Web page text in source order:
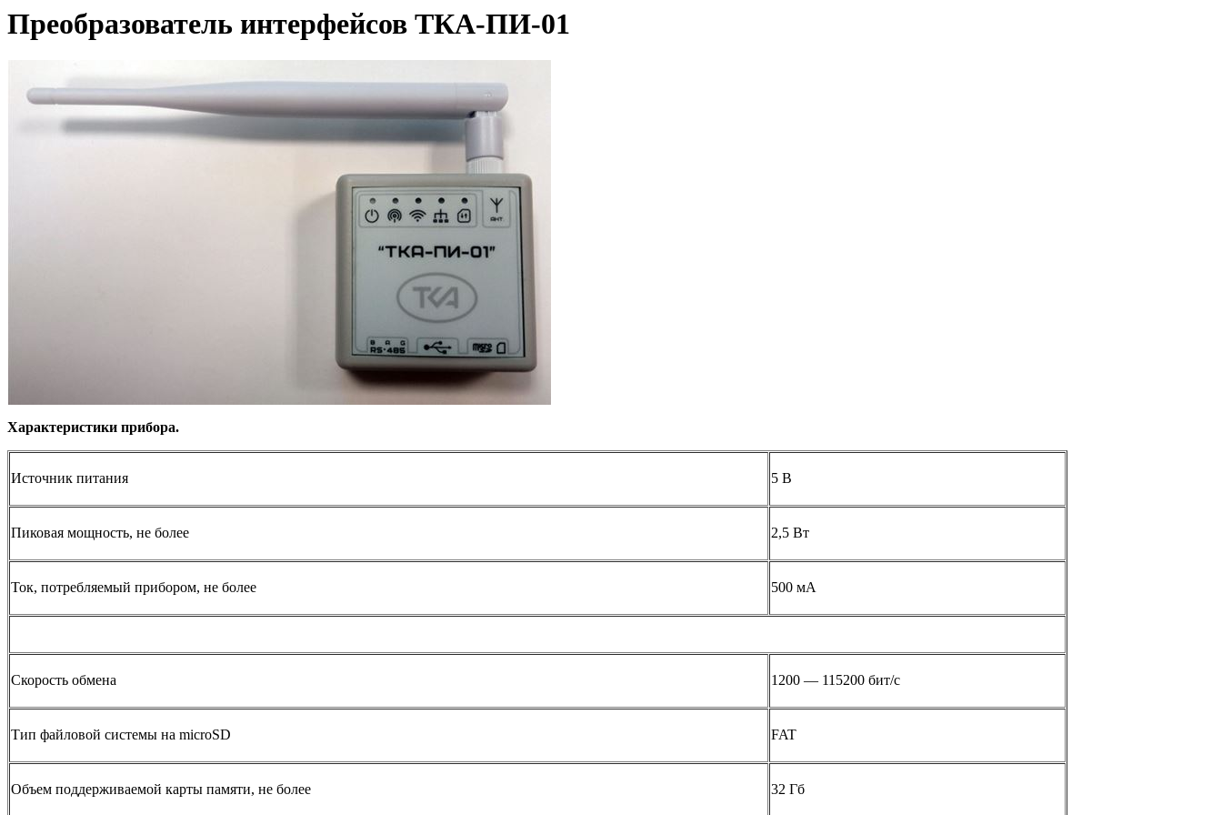
Преобразователь интерфейсов ТКА-ПИ-01
Характеристики прибора.
Источник питания 5 В
Пиковая мощность, не более 2,5 Вт
Ток, потребляемый прибором, не более 500 мА
Скорость обмена 1200 — 115200 бит/с
Тип файловой системы на microSD FAT
Объем поддерживаемой карты памяти, не более 32 Гб